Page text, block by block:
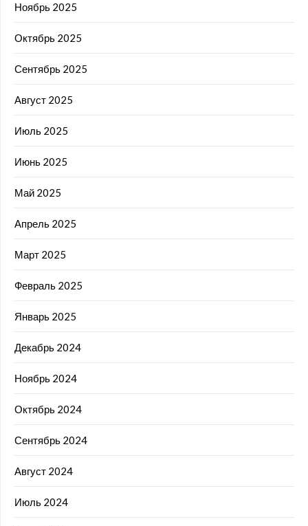
Ноябрь 2025
Октябрь 2025
Сентябрь 2025
Август 2025
Июль 2025
Июнь 2025
Май 2025
Апрель 2025
Март 2025
Февраль 2025
Январь 2025
Декабрь 2024
Ноябрь 2024
Октябрь 2024
Сентябрь 2024
Август 2024
Июль 2024